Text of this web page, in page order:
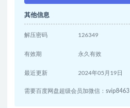
其他信息
解压密码 126349
有效期 永久有效
最近更新 2024年05月19日
需要百度网盘超级会员加微信：svip8463